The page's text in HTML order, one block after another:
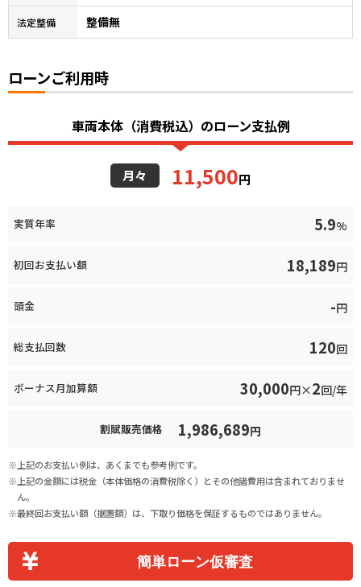
法定整備 整備無
ローンご利用時
車両本体（消費税込）のローン支払例
月々 11,500円
実質年率 5.9%
初回お支払い額 18,189円
頭金 -円
総支払回数 120回
ボーナス月加算額 30,000円×2回/年
割賦販売価格 1,986,689円
上記のお支払い例は、あくまでも参考例です。
上記の金額には税金（本体価格の消費税除く）とその他諸費用は含まれておりませ
ん。
最終回お支払い額（据置額）は、下取り価格を保証するものではありません。
簡単ローン仮審査